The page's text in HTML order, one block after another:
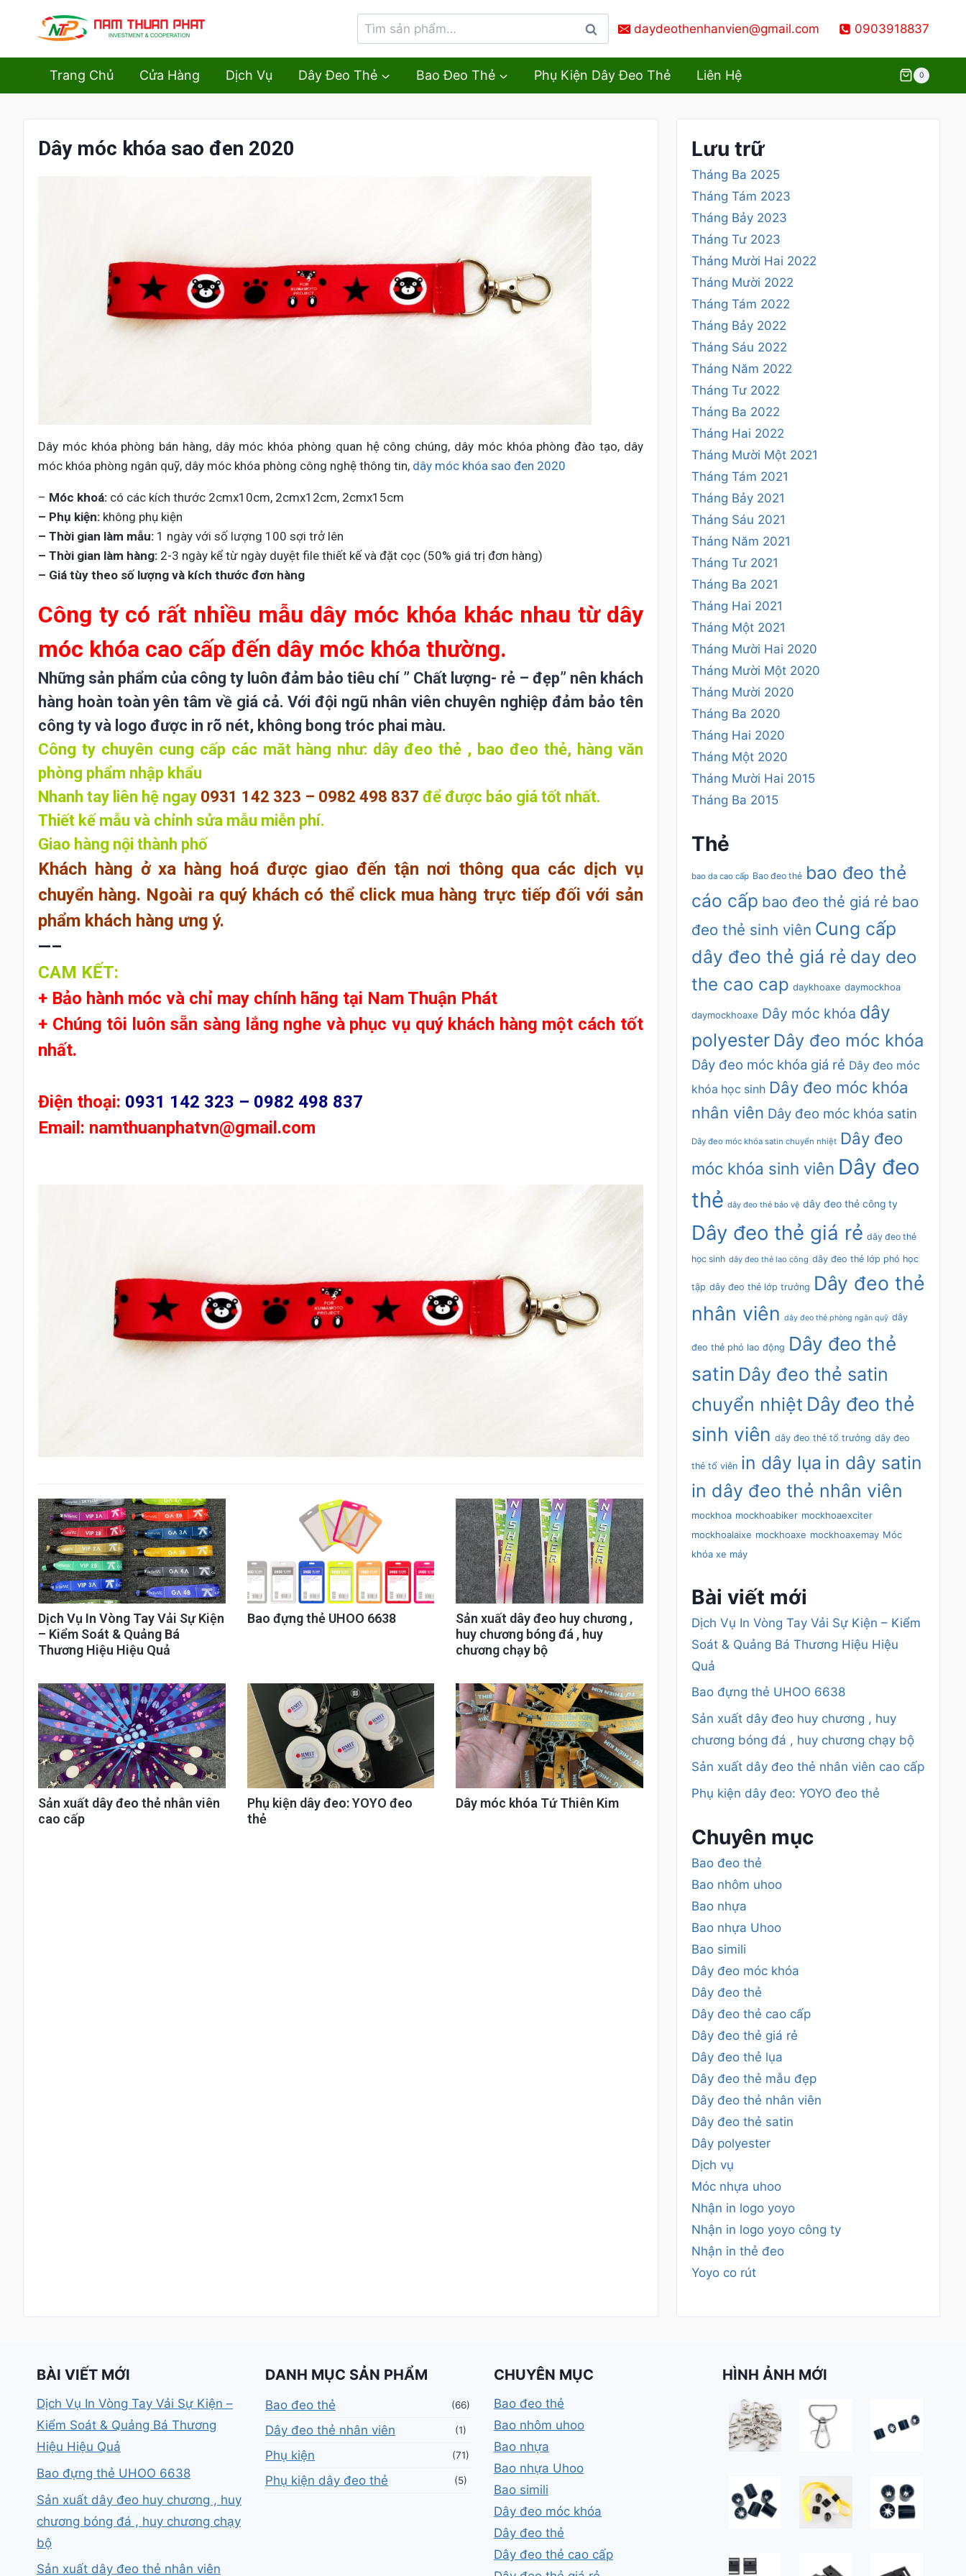
Tìm
kiếm
daydeothenhanvien@gmail.com 0903918837
Trang Chủ Cửa Hàng Dịch Vụ Dây Đeo Thẻ Bao Đeo Thẻ Phụ Kiện Dây Đeo Thẻ Liên Hệ 0
Dây móc khóa sao đen 2020
Dây móc khóa phòng bán hàng, dây móc khóa phòng quan hệ công chúng, dây móc khóa phòng đào tạo, dây
móc khóa phòng ngân quỹ, dây móc khóa phòng công nghệ thông tin, dây móc khóa sao đen 2020
– Móc khoá: có các kích thước 2cmx10cm, 2cmx12cm, 2cmx15cm
– Phụ kiện: không phụ kiện
– Thời gian làm mẫu: 1 ngày với số lượng 100 sợi trở lên
– Thời gian làm hàng: 2-3 ngày kể từ ngày duyệt file thiết kế và đặt cọc (50% giá trị đơn hàng)
– Giá tùy theo số lượng và kích thước đơn hàng
Công ty có rất nhiều mẫu dây móc khóa khác nhau từ dây
móc khóa cao cấp đến dây móc khóa thường.
Những sản phẩm của công ty luôn đảm bảo tiêu chí ” Chất lượng- rẻ – đẹp” nên khách
hàng hoàn toàn yên tâm về giá cả. Với đội ngũ nhân viên chuyên nghiệp đảm bảo tên
công ty và logo được in rõ nét, không bong tróc phai màu.
Công ty chuyên cung cấp các măt hàng như: dây đeo thẻ , bao đeo thẻ, hàng văn
phòng phẩm nhập khẩu
Nhanh tay liên hệ ngay 0931 142 323 – 0982 498 837 để được báo giá tốt nhất.
Thiết kế mẫu và chỉnh sửa mẫu miễn phí.
Giao hàng nội thành phố
Khách hàng ở xa hàng hoá được giao đến tận nơi thông qua các dịch vụ
chuyển hàng. Ngoài ra quý khách có thể click mua hàng trực tiếp đối với sản
phẩm khách hàng ưng ý.
—–
CAM KẾT:
+ Bảo hành móc và chỉ may chính hãng tại Nam Thuận Phát
+ Chúng tôi luôn sẵn sàng lắng nghe và phục vụ quý khách hàng một cách tốt
nhất.
Điện thoại: 0931 142 323 – 0982 498 837
Email: namthuanphatvn@gmail.com
Dịch Vụ In Vòng Tay Vải Sự Kiện
– Kiểm Soát & Quảng Bá
Thương Hiệu Hiệu Quả
Bao đựng thẻ UHOO 6638
Sản xuất dây đeo huy chương ,
huy chương bóng đá , huy
chương chạy bộ
Sản xuất dây đeo thẻ nhân viên
cao cấp
Phụ kiện dây đeo: YOYO đeo
thẻ
Dây móc khóa Tứ Thiên Kim
Lưu trữ
Tháng Ba 2025
Tháng Tám 2023
Tháng Bảy 2023
Tháng Tư 2023
Tháng Mười Hai 2022
Tháng Mười 2022
Tháng Tám 2022
Tháng Bảy 2022
Tháng Sáu 2022
Tháng Năm 2022
Tháng Tư 2022
Tháng Ba 2022
Tháng Hai 2022
Tháng Mười Một 2021
Tháng Tám 2021
Tháng Bảy 2021
Tháng Sáu 2021
Tháng Năm 2021
Tháng Tư 2021
Tháng Ba 2021
Tháng Hai 2021
Tháng Một 2021
Tháng Mười Hai 2020
Tháng Mười Một 2020
Tháng Mười 2020
Tháng Ba 2020
Tháng Hai 2020
Tháng Một 2020
Tháng Mười Hai 2015
Tháng Ba 2015
Thẻ
bao da cao cấp Bao đeo thẻ bao đeo thẻ
cáo cấp bao đeo thẻ giá rẻ bao
đeo thẻ sinh viên Cung cấp
dây đeo thẻ giá rẻ day deo
the cao cap daykhoaxe daymockhoa
daymockhoaxe Dây móc khóa dây
polyester Dây đeo móc khóa
Dây đeo móc khóa giá rẻ Dây đeo móc
khóa học sinh Dây đeo móc khóa
nhân viên Dây đeo móc khóa satin
Dây đeo móc khóa satin chuyển nhiệt Dây đeo
móc khóa sinh viên Dây đeo
thẻ dây đeo thẻ bảo vệ dây đeo thẻ công ty
Dây đeo thẻ giá rẻ dây đeo thẻ
học sinh dây đeo thẻ lao công dây đeo thẻ lớp phó học
tập dây đeo thẻ lớp trưởng Dây đeo thẻ
nhân viên dây đeo thẻ phòng ngân quỹ dây
đeo thẻ phó lao động Dây đeo thẻ
satin Dây đeo thẻ satin
chuyển nhiệt Dây đeo thẻ
sinh viên dây đeo thẻ tổ trưởng dây đeo
thẻ tổ viên in dây lụa in dây satin
in dây đeo thẻ nhân viên
mockhoa mockhoabiker mockhoaexciter
mockhoalaixe mockhoaxe mockhoaxemay Móc
khóa xe máy
Bài viết mới
Dịch Vụ In Vòng Tay Vải Sự Kiện – Kiểm
Soát & Quảng Bá Thương Hiệu Hiệu
Quả
Bao đựng thẻ UHOO 6638
Sản xuất dây đeo huy chương , huy
chương bóng đá , huy chương chạy bộ
Sản xuất dây đeo thẻ nhân viên cao cấp
Phụ kiện dây đeo: YOYO đeo thẻ
Chuyên mục
Bao đeo thẻ
Bao nhôm uhoo
Bao nhựa
Bao nhựa Uhoo
Bao simili
Dây đeo móc khóa
Dây đeo thẻ
Dây đeo thẻ cao cấp
Dây đeo thẻ giá rẻ
Dây đeo thẻ lụa
Dây đeo thẻ mẫu đẹp
Dây đeo thẻ nhân viên
Dây đeo thẻ satin
Dây polyester
Dịch vụ
Móc nhựa uhoo
Nhận in logo yoyo
Nhận in logo yoyo công ty
Nhận in thẻ đeo
Yoyo co rút
BÀI VIẾT MỚI
Dịch Vụ In Vòng Tay Vải Sự Kiện –
Kiểm Soát & Quảng Bá Thương
Hiệu Hiệu Quả
Bao đựng thẻ UHOO 6638
Sản xuất dây đeo huy chương , huy
chương bóng đá , huy chương chạy
bộ
Sản xuất dây đeo thẻ nhân viên
DANH MỤC SẢN PHẨM
Bao đeo thẻ (66)
Dây đeo thẻ nhân viên (1)
Phụ kiện (71)
Phụ kiện dây đeo thẻ (5)
CHUYÊN MỤC
Bao đeo thẻ
Bao nhôm uhoo
Bao nhựa
Bao nhựa Uhoo
Bao simili
Dây đeo móc khóa
Dây đeo thẻ
Dây đeo thẻ cao cấp
HÌNH ẢNH MỚI